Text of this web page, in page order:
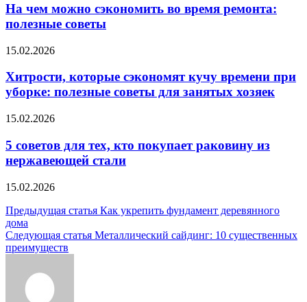
На чем можно сэкономить во время ремонта:
полезные советы
15.02.2026
Хитрости, которые сэкономят кучу времени при
уборке: полезные советы для занятых хозяек
15.02.2026
5 советов для тех, кто покупает раковину из
нержавеющей стали
15.02.2026
Навигация
по
записям
Предыдущая статья Как укрепить фундамент деревянного
дома
Следующая статья Металлический сайдинг: 10 существенных
преимуществ